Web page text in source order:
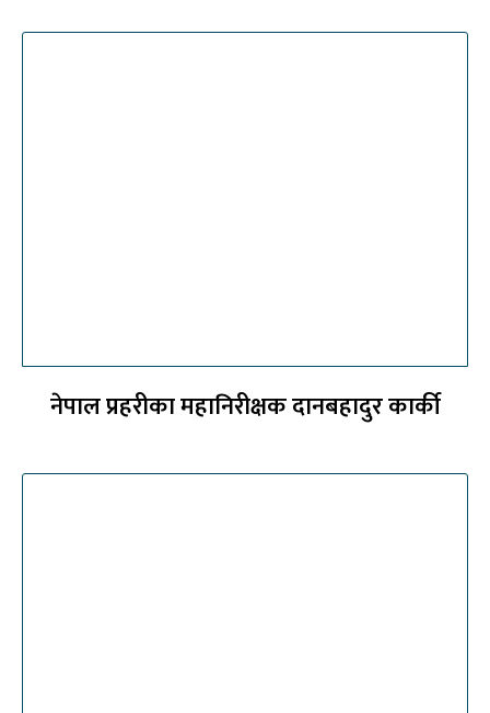
नेपाल प्रहरीका महानिरीक्षक दानबहादुर कार्की